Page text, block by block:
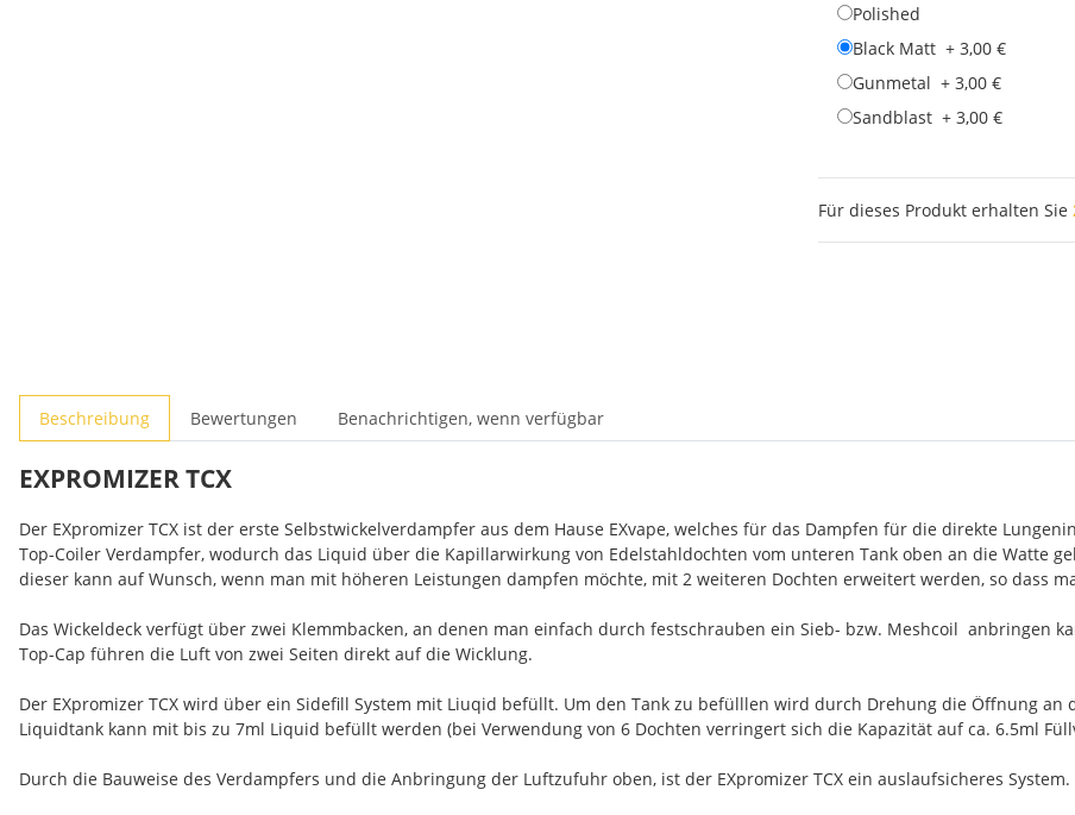
Polished
Black Matt + 3,00 €
Gunmetal + 3,00 €
Sandblast + 3,00 €
Für dieses Produkt erhalten Sie
Beschreibung Bewertungen Benachrichtigen, wenn verfügbar
EXPROMIZER TCX
Der EXpromizer TCX ist der erste Selbstwickelverdampfer aus dem Hause EXvape, welches für das Dampfen für die direkte
Top-Coiler Verdampfer, wodurch das Liquid über die Kapillarwirkung von Edelstahldochten vom unteren Tank oben an die Watte
dieser kann auf Wunsch, wenn man mit höheren Leistungen dampfen möchte, mit 2 weiteren Dochten erweitert werden, so dass
Das Wickeldeck verfügt über zwei Klemmbacken, an denen man einfach durch festschrauben ein Sieb- bzw. Meshcoil anbringen
Top-Cap führen die Luft von zwei Seiten direkt auf die Wicklung.
Der EXpromizer TCX wird über ein Sidefill System mit Liuqid befüllt. Um den Tank zu befülllen wird durch Drehung die Öffnung
Liquidtank kann mit bis zu 7ml Liquid befüllt werden (bei Verwendung von 6 Dochten verringert sich die Kapazität auf ca. 6.5ml
Durch die Bauweise des Verdampfers und die Anbringung der Luftzufuhr oben, ist der EXpromizer TCX ein auslaufsicheres System.